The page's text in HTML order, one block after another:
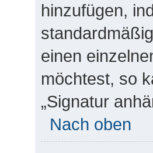
hinzufügen,
einen
möchtest, so
„Signatur
Nach oben